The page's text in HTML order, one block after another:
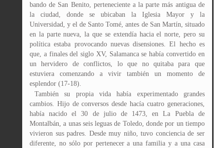
bando de San Benito, perteneciente a la parte más antigua de
la ciudad, donde se ubicaban la Iglesia Mayor y la
Universidad, y el de Santo Tomé, antes de San Martín, situado
en la parte nueva, la que se extendía hacia el norte, pero su
política estaba provocando nuevas disensiones. El hecho es
que, a finales del siglo XV, Salamanca se había convertido en
un hervidero de conflictos, lo que no quitaba para que
estuviera comenzando a vivir también un momento de
esplendor (17-18).
También su propia vida había experimentado grandes
cambios. Hijo de conversos desde hacía cuatro generaciones,
había nacido el 30 de julio de 1473, en La Puebla de
Montalbán, a unas seis leguas de Toledo, donde por un tiempo
vivieron sus padres. Desde muy niño, tuvo conciencia de ser
diferente, no sólo por pertenecer a una familia y a una casa